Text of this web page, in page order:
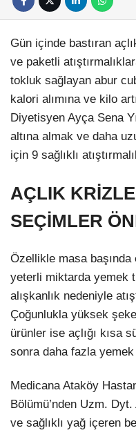
Gün içinde bastıran
ve paketli
tokluk sağlayan abur
kalori alımına ve kilo
Diyetisyen Ayça Sena
altına almak ve daha
için 9 sağlıklı
AÇLIK
SEÇİMLER
Özellikle masa
yeterli miktarda yemek
alışkanlık nedeniyle
Çoğunlukla yüksek
ürünler ise açlığı kısa
sonra daha fazla
Medicana Ataköy
Bölümü’nden Uzm.
ve sağlıklı yağ içeren